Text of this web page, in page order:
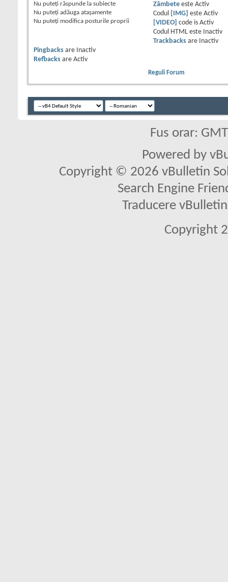
Nu puteţi răspunde la subiecte
Nu puteţi adăuga ataşamente
Nu puteţi modifica posturile proprii
Zâmbeteeste Activ
Codul
[IMG] este Activ
[VIDEO]
code is Activ
Codul HTML este
Inactiv
Trackbacksare
Inactiv
Pingbacks are
Inactiv
Refbacks are Activ
Reguli Forum
Fus orar:
Powered by
Copyright © 2026 vBulletin
Search Engine
Traducere
Copyright